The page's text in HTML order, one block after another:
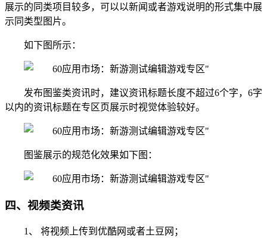
展示的同类项目较多，可以以新闻或者游戏说明的形式集中展
示同类型图片。
如下图所示：
发布图鉴类资讯时，建议资讯标题长度不超过6个字，6字
以内的资讯标题在专区页展示时视觉体验较好。
图鉴展示的规范化效果如下图：
四、视频类资讯
1、 将视频上传到优酷网或者土豆网；